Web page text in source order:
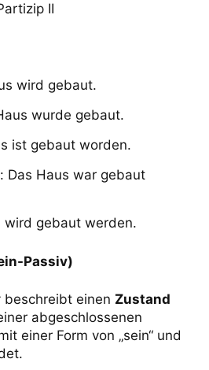
II
wird gebaut.
wurde gebaut.
ist gebaut worden.
Das Haus war gebaut
wird gebaut werden.
Passiv)
beschreibt einen Zustand
abgeschlossenen
einer Form von „sein“ und